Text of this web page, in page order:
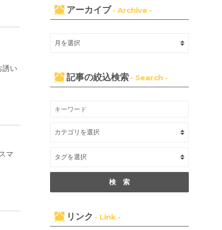
誘い
マ
アーカイブ - Archive -
記事の絞込検索 - Search -
リンク - Link -